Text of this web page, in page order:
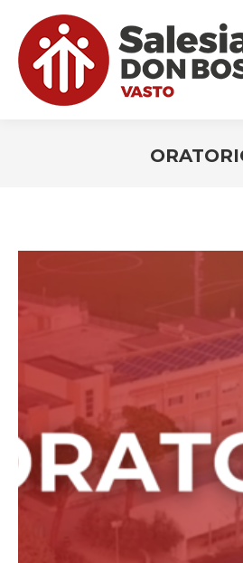
Un
Il logo vuole essere la
del nostro Oratorio Don
dal 1959 ha favorito la
di molti giovani, questo
associazioni presenti nella
possiamo ritrovare nei colori
l’arancione e il verde
rosso, il blu e il bianco
Domenico Savio, l’insieme